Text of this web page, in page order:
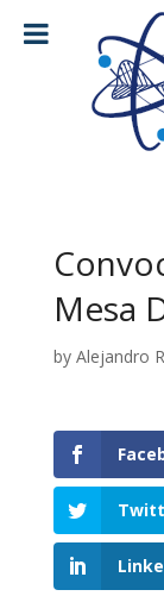
Mesa
by Alejandro